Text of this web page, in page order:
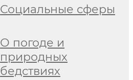
Социальные сферы
О погоде и
природных
бедствиях